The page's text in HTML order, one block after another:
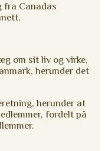
fra Canadas
om sit liv og virke,
herunder det
herunder at
fordelt på